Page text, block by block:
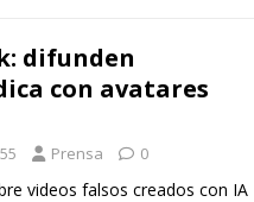
difunden
con avatares
Prensa 0
videos falsos creados con IA